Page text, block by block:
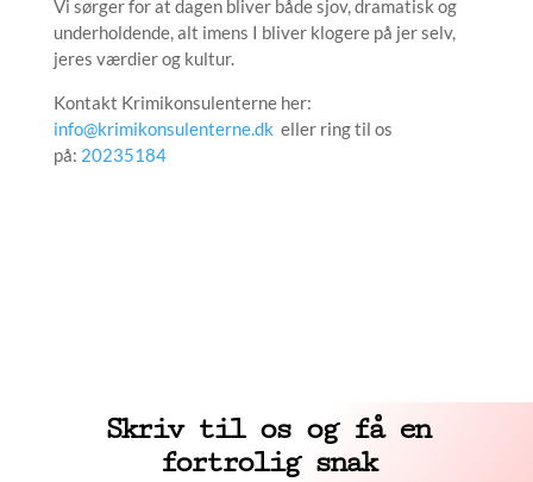
Vi sørger for at dagen bliver både sjov, dramatisk og
underholdende, alt imens I bliver klogere på jer selv,
jeres værdier og kultur.
Kontakt Krimikonsulenterne her:
info@krimikonsulenterne.dk eller ring til os
på: 20235184
Skriv til os og få en
fortrolig snak